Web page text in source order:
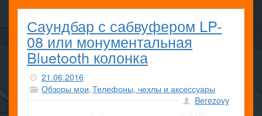
Саундбар с сабвуфером LP-
08 или монументальная
Bluetooth колонка
21.06.2016
Обзоры мои, Телефоны, чехлы и аксессуары
Berezovy